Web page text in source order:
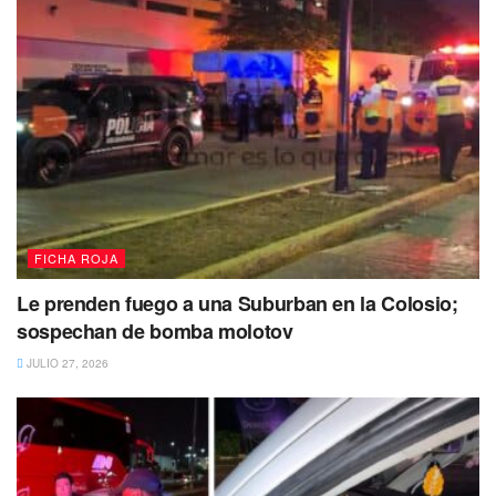
FICHA ROJA
Le prenden fuego a una Suburban en la Colosio;
sospechan de bomba molotov
JULIO 27, 2026